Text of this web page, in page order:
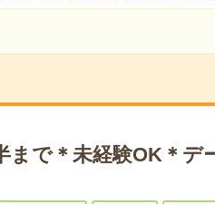
まで＊未経験OK＊デ